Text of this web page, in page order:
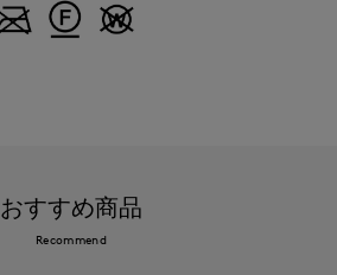
おすすめ商品
Recommend